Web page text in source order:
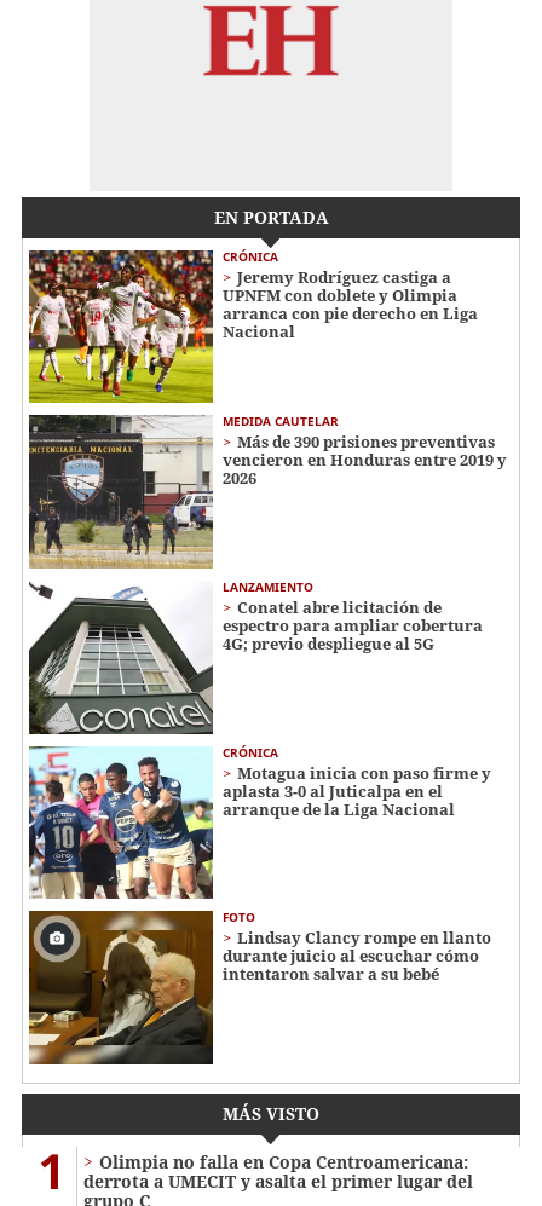
EN PORTADA
CRÓNICA
Jeremy Rodríguez castiga a
UPNFM con doblete y Olimpia
arranca con pie derecho en Liga
Nacional
MEDIDA CAUTELAR
Más de 390 prisiones preventivas
vencieron en Honduras entre 2019 y
2026
LANZAMIENTO
Conatel abre licitación de
espectro para ampliar cobertura
4G; previo despliegue al 5G
CRÓNICA
Motagua inicia con paso firme y
aplasta 3-0 al Juticalpa en el
arranque de la Liga Nacional
FOTO
Lindsay Clancy rompe en llanto
durante juicio al escuchar cómo
intentaron salvar a su bebé
MÁS VISTO
1
Olimpia no falla en Copa Centroamericana:
derrota a UMECIT y asalta el primer lugar del
grupo C